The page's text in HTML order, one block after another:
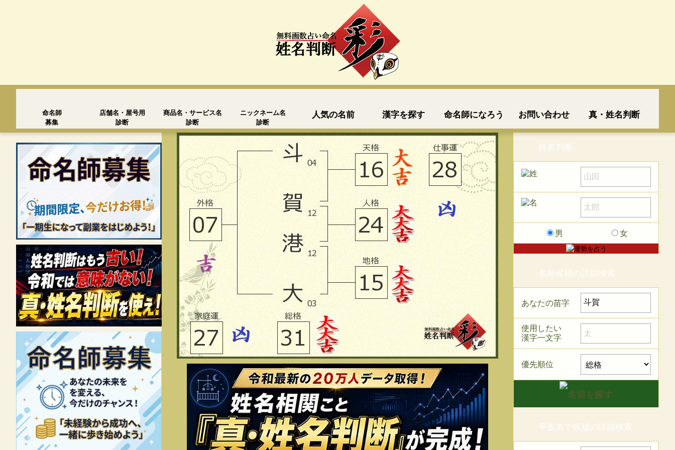
命名師
募集
店舗名・屋号用
診断
商品名・サービス名
診断
ニックネーム名
診断
人気の名前 漢字を探す 命名師になろう お問い合わせ 真・姓名判断
姓名判断
男 女
名前候補の詳細検索
あなたの苗字
使用したい
漢字一文字
優先順位
平仮名で候補の詳細検索